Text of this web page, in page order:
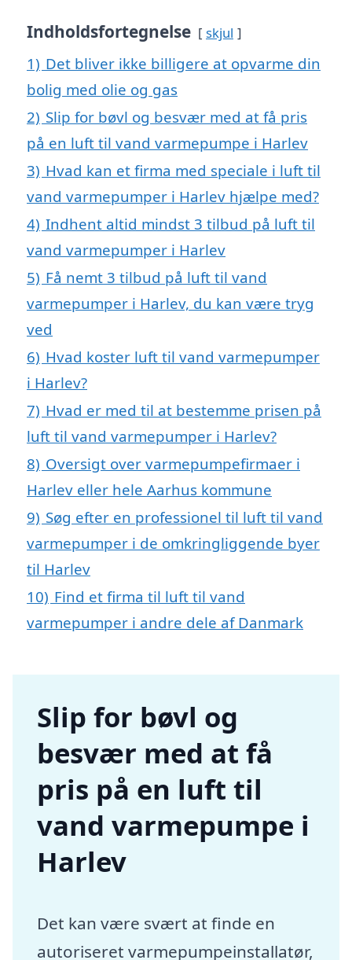
Indholdsfortegnelse skjul
1) Det bliver ikke billigere at opvarme din
bolig med olie og gas
2) Slip for bøvl og besvær med at få pris
på en luft til vand varmepumpe i Harlev
3) Hvad kan et firma med speciale i luft til
vand varmepumper i Harlev hjælpe med?
4) Indhent altid mindst 3 tilbud på luft til
vand varmepumper i Harlev
5) Få nemt 3 tilbud på luft til vand
varmepumper i Harlev, du kan være tryg
ved
6) Hvad koster luft til vand varmepumper
i Harlev?
7) Hvad er med til at bestemme prisen på
luft til vand varmepumper i Harlev?
8) Oversigt over varmepumpefirmaer i
Harlev eller hele Aarhus kommune
9) Søg efter en professionel til luft til vand
varmepumper i de omkringliggende byer
til Harlev
10) Find et firma til luft til vand
varmepumper i andre dele af Danmark
Slip for bøvl og
besvær med at få
pris på en luft til
vand varmepumpe i
Harlev
Det kan være svært at finde en
autoriseret varmepumpeinstallatør,